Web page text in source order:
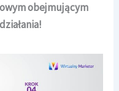
obejmującym